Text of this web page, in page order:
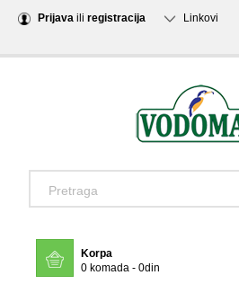
Prijava ili registracija Linkovi
Korpa
0 komada - 0din